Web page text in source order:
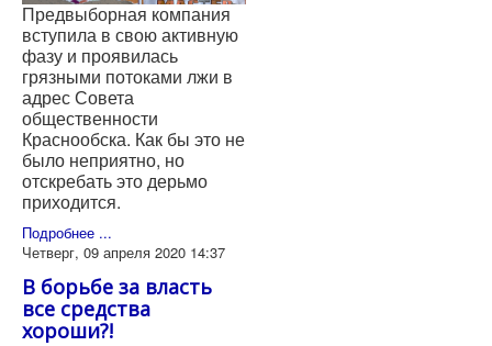
Предвыборная компания
вступила в свою активную
фазу и проявилась
грязными потоками лжи в
адрес Совета
общественности
Краснообска. Как бы это не
было неприятно, но
отскребать это дерьмо
приходится.
Подробнее ...
Четверг, 09 апреля 2020 14:37
В борьбе за власть
все средства
хороши?!